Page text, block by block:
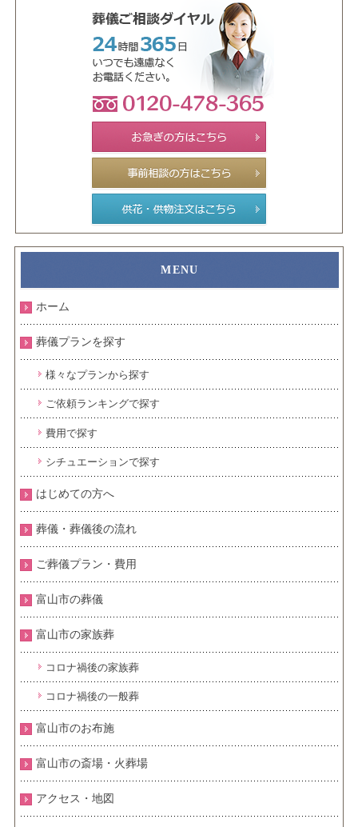
ホーム
葬儀プランを探す
様々なプランから探す
ご依頼ランキングで探す
費用で探す
シチュエーションで探す
はじめての方へ
葬儀・葬儀後の流れ
ご葬儀プラン・費用
富山市の葬儀
富山市の家族葬
コロナ禍後の家族葬
コロナ禍後の一般葬
富山市のお布施
富山市の斎場・火葬場
アクセス・地図